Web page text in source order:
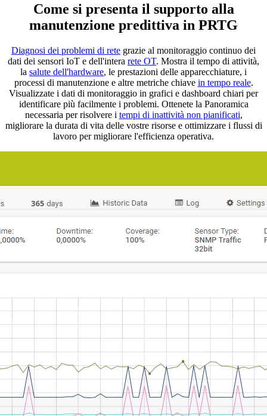
Come si presenta il supporto alla
manutenzione predittiva in PRTG
Diagnosi dei problemi di rete grazie al monitoraggio continuo dei
dati dei sensori IoT e dell'intera rete OT. Mostra il tempo di attività,
la salute dell'hardware, le prestazioni delle apparecchiature, i
processi di manutenzione e altre metriche chiave in tempo reale.
Visualizzate i dati di monitoraggio in grafici e dashboard chiari per
identificare più facilmente i problemi. Ottenete la Panoramica
necessaria per risolvere i tempi di inattività non pianificati,
migliorare la durata di vita delle vostre risorse e ottimizzare i flussi di
lavoro per migliorare l'efficienza operativa.